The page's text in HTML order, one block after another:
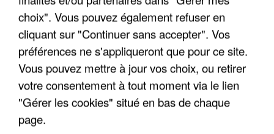
choix". Vous pouvez également refuser en
cliquant sur "Continuer sans accepter". Vos
préférences ne s'appliqueront que pour ce site.
Vous pouvez mettre à jour vos choix, ou retirer
votre consentement à tout moment via le lien
"Gérer les cookies" situé en bas de chaque
page.